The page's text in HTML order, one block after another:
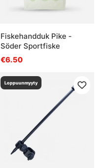
Fiskehandduk Pike -
Söder Sportfiske
€6.50
Loppuunmyyty